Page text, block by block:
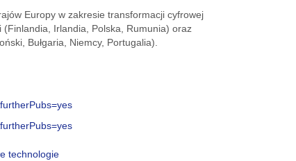
Europy w zakresie transformacji cyfrowej
(Finlandia, Irlandia, Polska, Rumunia) oraz
Bułgaria, Niemcy, Portugalia).
technologie